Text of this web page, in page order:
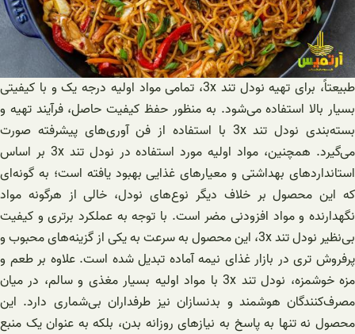
طبیعتاً، برای تهیه نودل تند 3x، تمامی مواد اولیه درجه یک و با کیفیتی
بسیار بالا استفاده می‌شود. به منظور حفظ کیفیت حاصل، فرآیند تهیه و
بسته‌بندی نودل تند 3x با استفاده از فن آوری‌های پیشرفته صورت
می‌گیرد. همچنین، مواد اولیه مورد استفاده در نودل تند 3x بر اساس
استانداردهای بهداشتی و معیارهای غذایی بهبود یافته است؛ به گونه‌ای
که این محصول بر خلاف دیگر نوع‌های نودل، خالی از هرگونه مواد
نگهدارنده و مواد افزودنی مضر است. با توجه به عملکرد برتری و کیفیت
بی‌نظیر نودل تند 3x، این محصول به سرعت به یکی از گزینه‌های محبوب و
پرفروش تری در بازار غذای نیمه آماده تبدیل شده است. علاوه بر طعم و
مزه خوشمزه، نودل تند 3x با مواد اولیه بسیار مغذی و سالم، در میان
مصرف‌کنندگان هوشمند و بدنسازان نیز طرفداران بی‌شماری دارد. این
محصول نه تنها به پاسخ به نیاز‌های روزانه بدن، بلکه به عنوان یک منبع